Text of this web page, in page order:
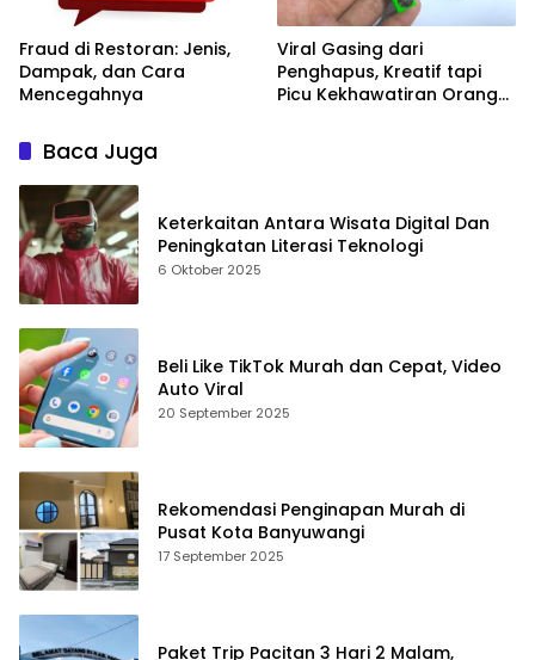
Fraud di Restoran: Jenis,
Dampak, dan Cara
Mencegahnya
Viral Gasing dari
Penghapus, Kreatif tapi
Picu Kekhawatiran Orang
Baca Juga
Keterkaitan Antara Wisata Digital Dan
Peningkatan Literasi Teknologi
6 Oktober 2025
Beli Like TikTok Murah dan Cepat, Video
Auto Viral
20 September 2025
Rekomendasi Penginapan Murah di
Pusat Kota Banyuwangi
17 September 2025
Paket Trip Pacitan 3 Hari 2 Malam,